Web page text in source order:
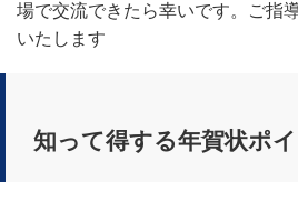
場で交流できたら幸いです。ご指
いたします
知って得する年賀状ポ